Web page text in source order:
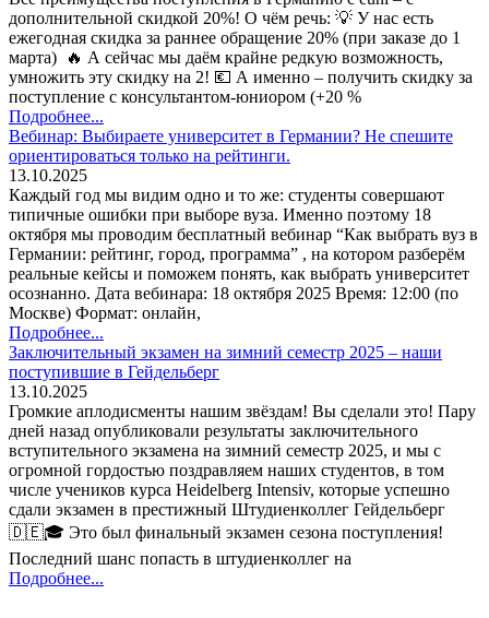
дополнительной скидкой 20%! О чём речь: 💡 У нас есть
ежегодная скидка за раннее обращение 20% (при заказе до 1
марта) 🔥 А сейчас мы даём крайне редкую возможность,
умножить эту скидку на 2! 💶 А именно – получить скидку за
поступление с консультантом-юниором (+20 %
Подробнее...
Вебинар: Выбираете университет в Германии? Не спешите
ориентироваться только на рейтинги.
13.10.2025
Каждый год мы видим одно и то же: студенты совершают
типичные ошибки при выборе вуза. Именно поэтому 18
октября мы проводим бесплатный вебинар “Как выбрать вуз в
Германии: рейтинг, город, программа” , на котором разберём
реальные кейсы и поможем понять, как выбрать университет
осознанно. Дата вебинара: 18 октября 2025 Время: 12:00 (по
Москве) Формат: онлайн,
Подробнее...
Заключительный экзамен на зимний семестр 2025 – наши
поступившие в Гейдельберг
13.10.2025
Громкие аплодисменты нашим звёздам! Вы сделали это! Пару
дней назад опубликовали результаты заключительного
вступительного экзамена на зимний семестр 2025, и мы с
огромной гордостью поздравляем наших студентов, в том
числе учеников курса Heidelberg Intensiv, которые успешно
сдали экзамен в престижный Штудиенколлег Гейдельберг
🇩🇪🎓 Это был финальный экзамен сезона поступления!
Последний шанс попасть в штудиенколлег на
Подробнее...